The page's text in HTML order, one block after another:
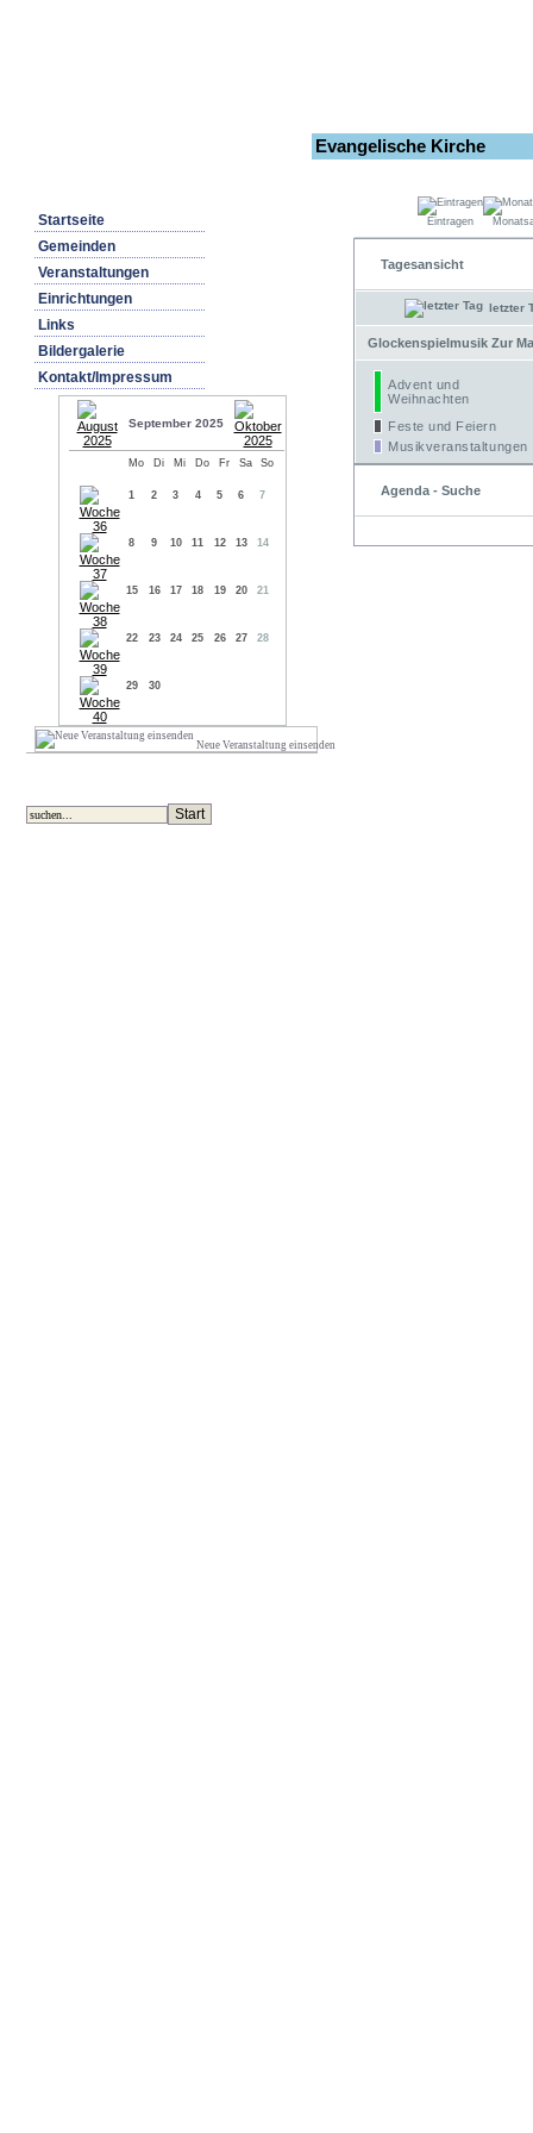
Evangelische Kirche
Startseite
Gemeinden
Veranstaltungen
Einrichtungen
Links
Bildergalerie
Kontakt/Impressum
September 2025
Mo Di Mi Do Fr Sa So
1 2 3 4 5 6 7
8 9 10 11 12 13 14
15 16 17 18 19 20 21
22 23 24 25 26 27 28
29 30
Neue Veranstaltung einsenden
Eintragen
Tagesansicht
letzter
Glockenspielmusik Zur
Advent und
Weihnachten
Feste und Feiern
Musikveranstaltungen
Agenda - Suche